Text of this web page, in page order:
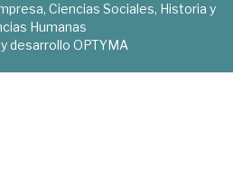
Ciencias Sociales, Historia y
Humanas
desarrollo OPTYMA